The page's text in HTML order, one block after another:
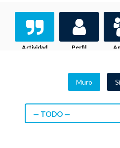
Actividad Perfil
Muro
— TODO —